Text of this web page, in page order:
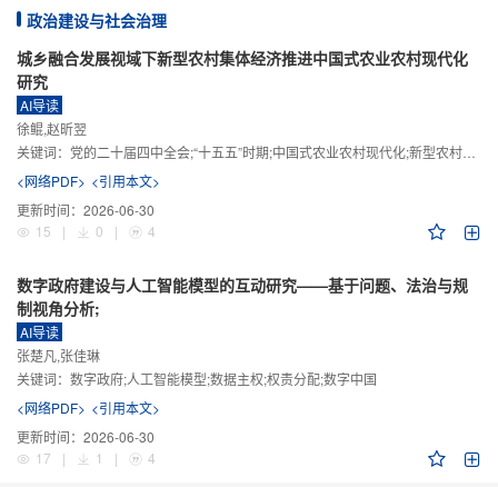
政治建设与社会治理
城乡融合发展视域下新型农村集体经济推进中国式农业农村现代化
研究
AI导读
徐鲲,赵昕翌
关键词： 党的二十届四中全会;“十五五”时期;中国式农业农村现代化;新型农村集体经济;城乡融合发展;新质生产力
<网络PDF> <引用本文>
更新时间： 2026-06-30
15
| 0 | 4
数字政府建设与人工智能模型的互动研究——基于问题、法治与规
制视角分析;
AI导读
张楚凡,张佳琳
关键词： 数字政府;人工智能模型;数据主权;权责分配;数字中国
<网络PDF> <引用本文>
更新时间： 2026-06-30
17
| 1 | 4